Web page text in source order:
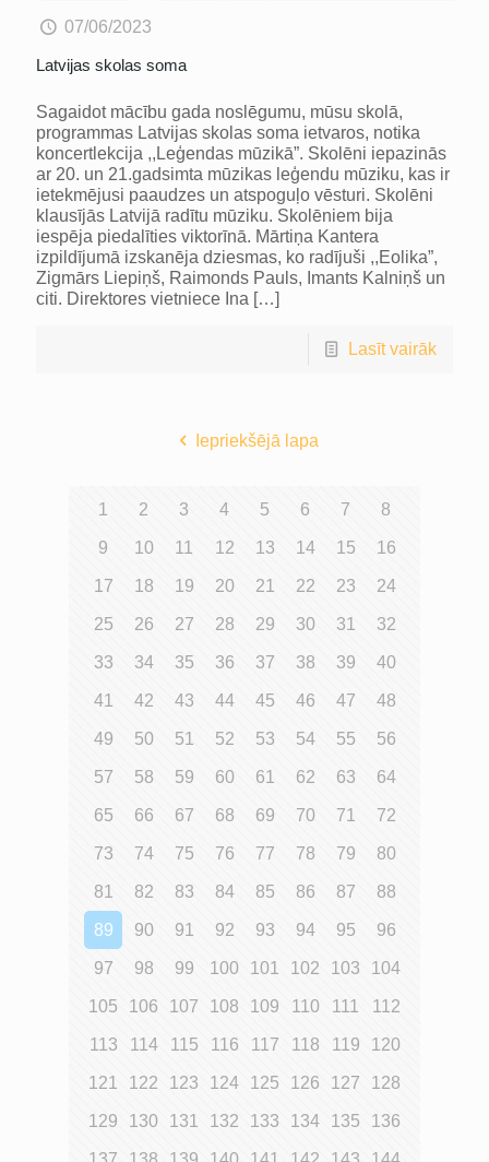
07/06/2023
Latvijas skolas soma
Sagaidot mācību gada noslēgumu, mūsu skolā,
programmas Latvijas skolas soma ietvaros, notika
koncertlekcija ,,Leģendas mūzikā”. Skolēni iepazinās
ar 20. un 21.gadsimta mūzikas leģendu mūziku, kas ir
ietekmējusi paaudzes un atspoguļo vēsturi. Skolēni
klausījās Latvijā radītu mūziku. Skolēniem bija
iespēja piedalīties viktorīnā. Mārtiņa Kantera
izpildījumā izskanēja dziesmas, ko radījuši ,,Eolika”,
Zigmārs Liepiņš, Raimonds Pauls, Imants Kalniņš un
citi. Direktores vietniece Ina […]
Lasīt vairāk
Iepriekšējā lapa
1 2 3 4 5 6 7 8
9 10 11 12 13 14 15 16
17 18 19 20 21 22 23 24
25 26 27 28 29 30 31 32
33 34 35 36 37 38 39 40
41 42 43 44 45 46 47 48
49 50 51 52 53 54 55 56
57 58 59 60 61 62 63 64
65 66 67 68 69 70 71 72
73 74 75 76 77 78 79 80
81 82 83 84 85 86 87 88
89 90 91 92 93 94 95 96
97 98 99 100 101 102 103 104
105 106 107 108 109 110 111 112
113 114 115 116 117 118 119 120
121 122 123 124 125 126 127 128
129 130 131 132 133 134 135 136